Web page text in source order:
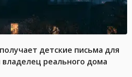
детские письма для
владелец реального дома